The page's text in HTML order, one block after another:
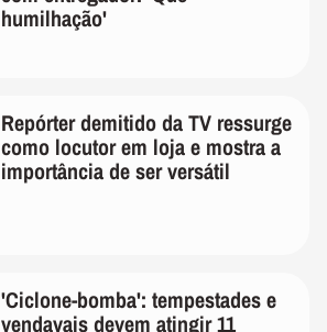
humilhação'
Repórter demitido da TV ressurge
como locutor em loja e mostra a
importância de ser versátil
'Ciclone-bomba': tempestades e
vendavais devem atingir 11